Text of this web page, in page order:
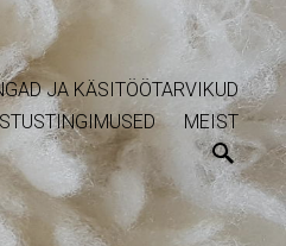
JA KÄSITÖÖTARVIKUD
MEIST